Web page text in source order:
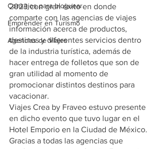
Consejos para bloguear
Emprender en Turismo
Agencias de Viajes
2023 con gran éxito en donde
comparte con las agencias de viajes
información acerca de productos,
destinos y diferentes servicios dentro
de la industria turística, además de
hacer entrega de folletos que son de
gran utilidad al momento de
promocionar distintos destinos para
vacacionar.
Viajes Crea by Fraveo estuvo presente
en dicho evento que tuvo lugar en el
Hotel Emporio en la Ciudad de México.
Gracias a todas las agencias que